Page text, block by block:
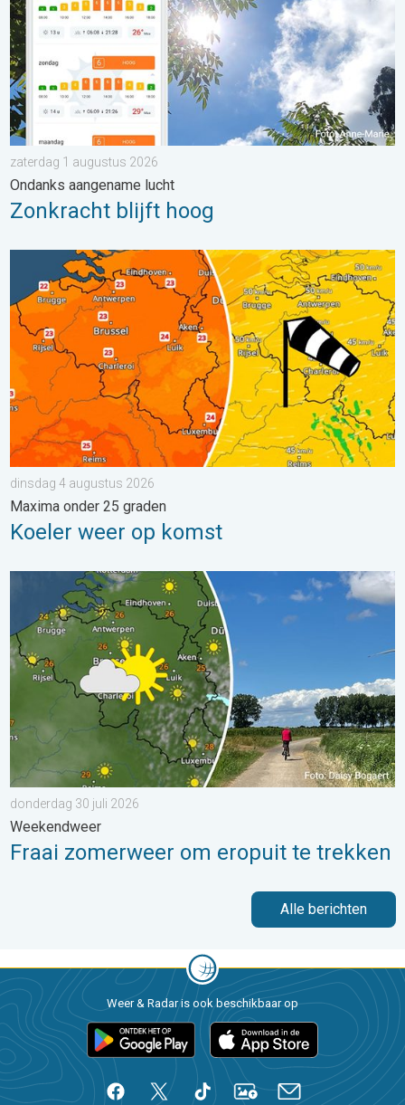
zaterdag 1 augustus 2026
Ondanks aangename lucht
Zonkracht blijft hoog
Koeler weer op komst. Maxima onder 25 graden. . . dinsdag
dinsdag 4 augustus 2026
Maxima onder 25 graden
Koeler weer op komst
Fraai zomerweer om eropuit te trekken. Weekendweer. . .
donderdag 30 juli 2026
Weekendweer
Fraai zomerweer om eropuit te trekken
Alle berichten
Weer & Radar is ook beschikbaar op